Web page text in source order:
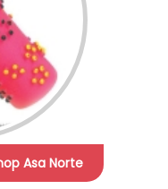
Asa Norte